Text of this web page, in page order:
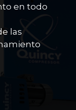
en todo
las